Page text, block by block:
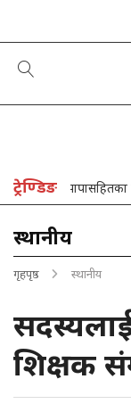
ट्रेण्डिङझापासहितका केही
स्थानीय
गृहपृष्ठ स्थानीय
शिक्षक